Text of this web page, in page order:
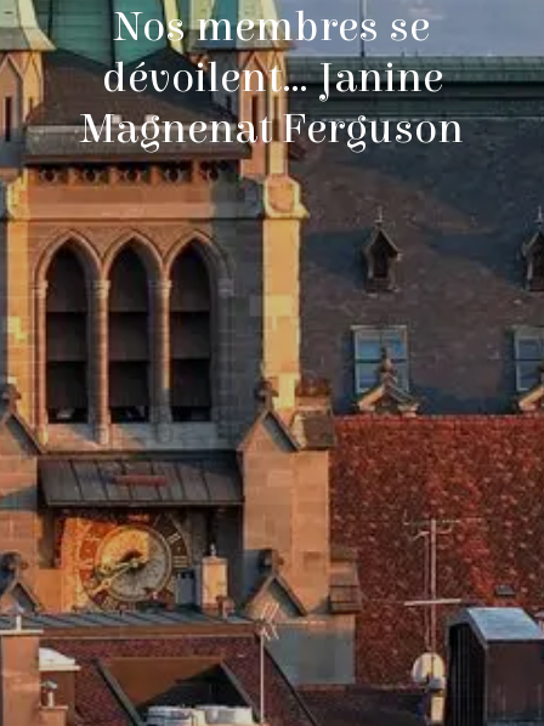
Nos membres se
dévoilent… Janine
Magnenat Ferguson